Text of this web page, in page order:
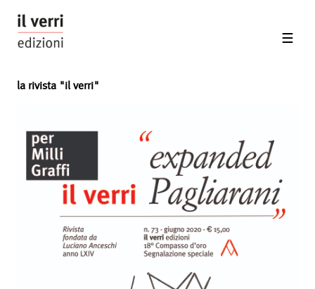
la rivista "il verri"